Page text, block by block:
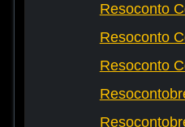
Resoconto
Resoconto
Resoconto